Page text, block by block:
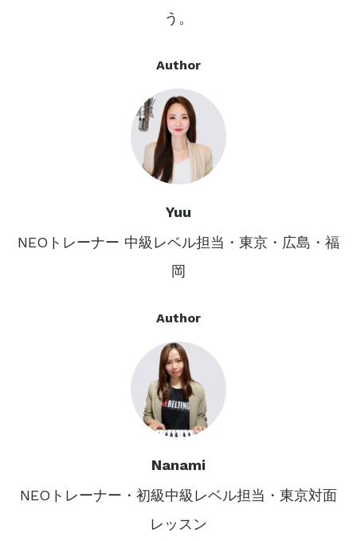
う。
Author
Yuu
NEOトレーナー 中級レベル担当・東京・広島・福
岡
Author
Nanami
NEOトレーナー・初級中級レベル担当・東京対面
レッスン